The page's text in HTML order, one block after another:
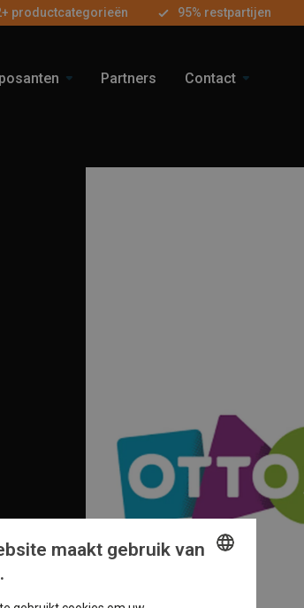
productcategorieën 95% restpartijen
Partners Contact
maakt gebruik van